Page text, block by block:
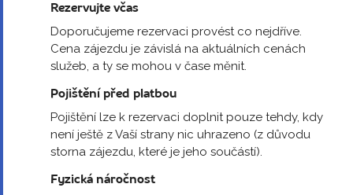
Rezervujte včas
Doporučujeme rezervaci provést co nejdříve.
Cena zájezdu je závislá na aktuálních cenách
služeb, a ty se mohou v čase měnit.
Pojištění před platbou
Pojištění lze k rezervaci doplnit pouze tehdy, kdy
není ještě z Vaší strany nic uhrazeno (z důvodu
storna zájezdu, které je jeho součástí).
Fyzická náročnost